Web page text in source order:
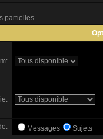
partielles
Messages Sujets